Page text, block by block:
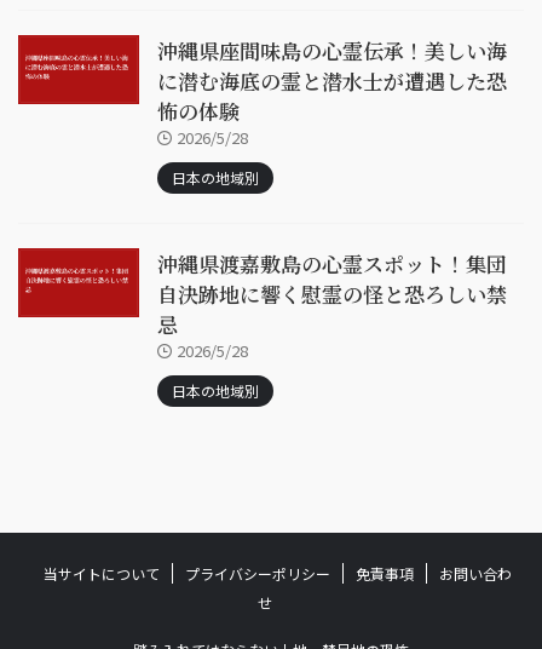
沖縄県座間味島の心霊伝承！美しい海
に潜む海底の霊と潜水士が遭遇した恐
怖の体験
2026/5/28
日本の地域別
沖縄県渡嘉敷島の心霊スポット！集団
自決跡地に響く慰霊の怪と恐ろしい禁
忌
2026/5/28
日本の地域別
当サイトについて プライバシーポリシー 免責事項
お問い合わ
せ